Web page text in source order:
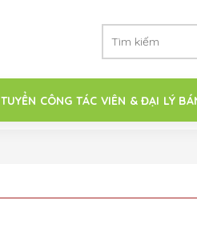
TUYỂN CÔNG TÁC VIÊN & ĐẠI LÝ